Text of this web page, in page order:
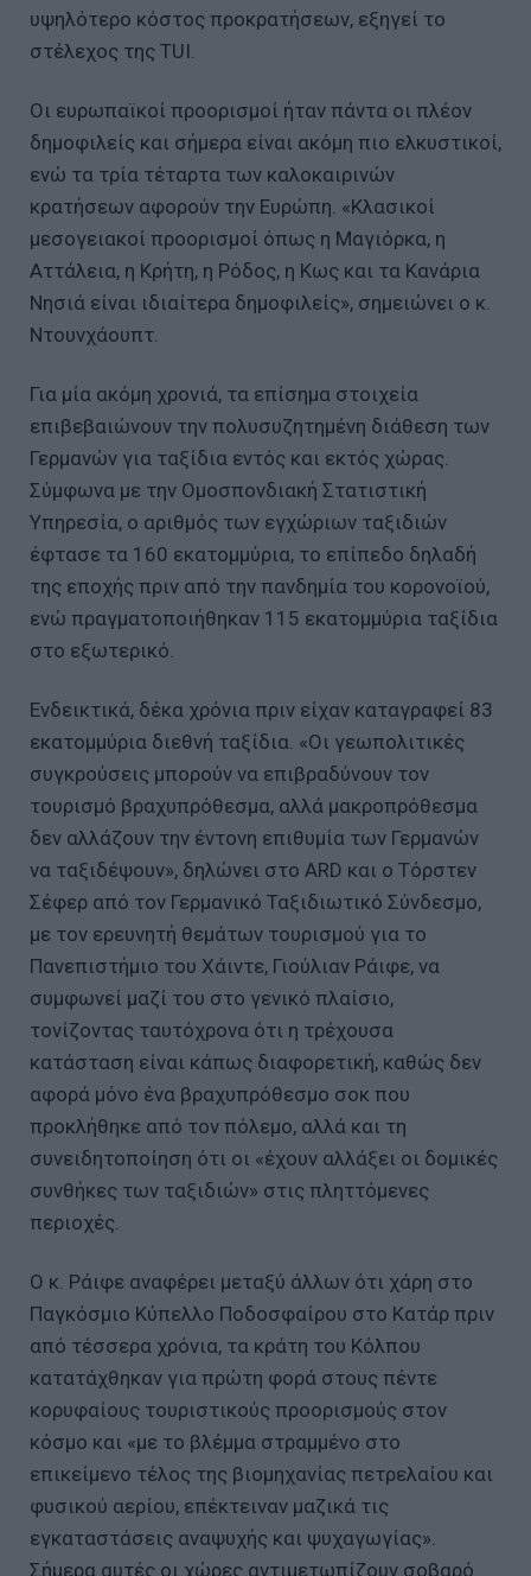
υψηλότερο κόστος προκρατήσεων, εξηγεί το
στέλεχος της TUI.
Οι ευρωπαϊκοί προορισμοί ήταν πάντα οι πλέον
δημοφιλείς και σήμερα είναι ακόμη πιο ελκυστικοί,
ενώ τα τρία τέταρτα των καλοκαιρινών
κρατήσεων αφορούν την Ευρώπη. «Κλασικοί
μεσογειακοί προορισμοί όπως η Μαγιόρκα, η
Αττάλεια, η Κρήτη, η Ρόδος, η Κως και τα Κανάρια
Νησιά είναι ιδιαίτερα δημοφιλείς», σημειώνει ο κ.
Ντουνχάουπτ.
Για μία ακόμη χρονιά, τα επίσημα στοιχεία
επιβεβαιώνουν την πολυσυζητημένη διάθεση των
Γερμανών για ταξίδια εντός και εκτός χώρας.
Σύμφωνα με την Ομοσπονδιακή Στατιστική
Υπηρεσία, ο αριθμός των εγχώριων ταξιδιών
έφτασε τα 160 εκατομμύρια, το επίπεδο δηλαδή
της εποχής πριν από την πανδημία του κορονοϊού,
ενώ πραγματοποιήθηκαν 115 εκατομμύρια ταξίδια
στο εξωτερικό.
Ενδεικτικά, δέκα χρόνια πριν είχαν καταγραφεί 83
εκατομμύρια διεθνή ταξίδια. «Οι γεωπολιτικές
συγκρούσεις μπορούν να επιβραδύνουν τον
τουρισμό βραχυπρόθεσμα, αλλά μακροπρόθεσμα
δεν αλλάζουν την έντονη επιθυμία των Γερμανών
να ταξιδέψουν», δηλώνει στο ARD και ο Τόρστεν
Σέφερ από τον Γερμανικό Ταξιδιωτικό Σύνδεσμο,
με τον ερευνητή θεμάτων τουρισμού για το
Πανεπιστήμιο του Χάιντε, Γιούλιαν Ράιφε, να
συμφωνεί μαζί του στο γενικό πλαίσιο,
τονίζοντας ταυτόχρονα ότι η τρέχουσα
κατάσταση είναι κάπως διαφορετική, καθώς δεν
αφορά μόνο ένα βραχυπρόθεσμο σοκ που
προκλήθηκε από τον πόλεμο, αλλά και τη
συνειδητοποίηση ότι οι «έχουν αλλάξει οι δομικές
συνθήκες των ταξιδιών» στις πληττόμενες
περιοχές.
Ο κ. Ράιφε αναφέρει μεταξύ άλλων ότι χάρη στο
Παγκόσμιο Κύπελλο Ποδοσφαίρου στο Κατάρ πριν
από τέσσερα χρόνια, τα κράτη του Κόλπου
κατατάχθηκαν για πρώτη φορά στους πέντε
κορυφαίους τουριστικούς προορισμούς στον
κόσμο και «με το βλέμμα στραμμένο στο
επικείμενο τέλος της βιομηχανίας πετρελαίου και
φυσικού αερίου, επέκτειναν μαζικά τις
εγκαταστάσεις αναψυχής και ψυχαγωγίας».
Σήμερα αυτές οι χώρες αντιμετωπίζουν σοβαρό